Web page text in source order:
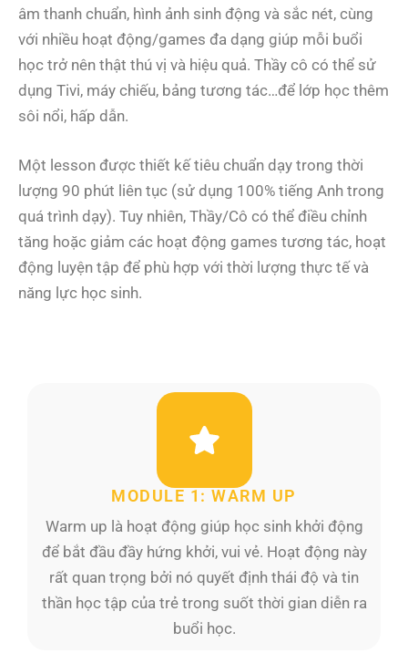
âm thanh chuẩn, hình ảnh sinh động và sắc nét, cùng
với nhiều hoạt động/games đa dạng giúp mỗi buổi
học trở nên thật thú vị và hiệu quả. Thầy cô có thể sử
dụng Tivi, máy chiếu, bảng tương tác…để lớp học thêm
sôi nổi, hấp dẫn.
Một lesson được thiết kế tiêu chuẩn dạy trong thời
lượng 90 phút liên tục (sử dụng 100% tiếng Anh trong
quá trình dạy). Tuy nhiên, Thầy/Cô có thể điều chỉnh
tăng hoặc giảm các hoạt động games tương tác, hoạt
động luyện tập để phù hợp với thời lượng thực tế và
năng lực học sinh.
MODULE 1: WARM UP
Warm up là hoạt động giúp học sinh khởi động
để bắt đầu đầy hứng khởi, vui vẻ. Hoạt động này
rất quan trọng bởi nó quyết định thái độ và tin
thần học tập của trẻ trong suốt thời gian diễn ra
buổi học.